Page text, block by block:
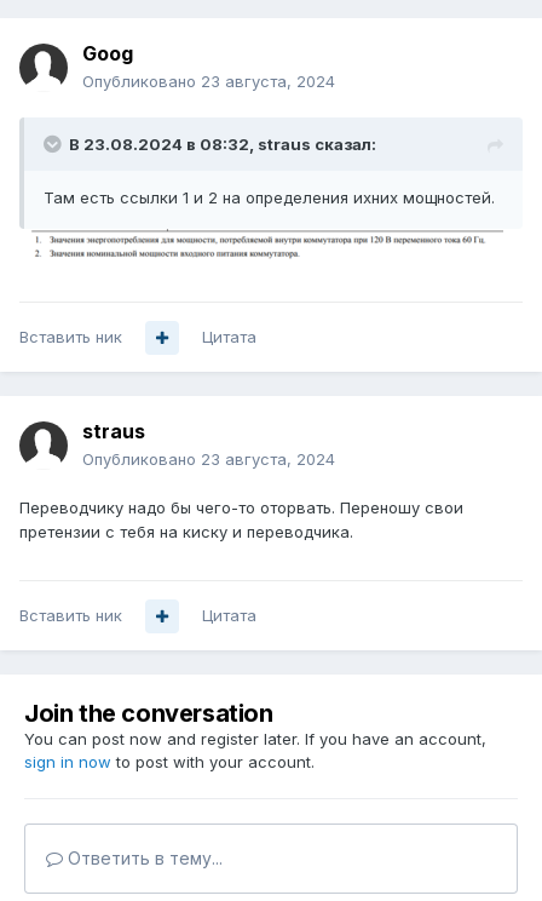
Goog
Опубликовано 23 августа, 2024
В 23.08.2024 в 08:32, straus сказал:
Там есть ссылки 1 и 2 на определения ихних мощностей.
Вставить ник Цитата
straus
Опубликовано 23 августа, 2024
Переводчику надо бы чего-то оторвать. Переношу свои
претензии с тебя на киску и переводчика.
Вставить ник Цитата
Join the conversation
You can post now and register later. If you have an account,
sign in now to post with your account.
Ответить в тему...